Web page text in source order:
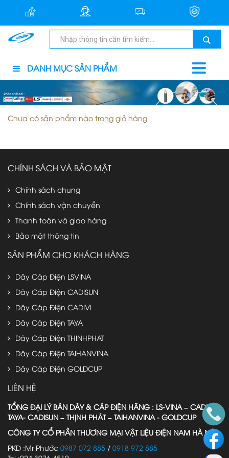
DANH MỤC SẢN PHẨM
Chưa có sản phẩm nào trong giỏ hàng
CHÍNH SÁCH VÀ BẢO MẬT
Chính sách chung
Chính sách vận chuyển
Thanh toán và giao hàng
Bảo mật thông tin
SẢN PHẨM CHO KHÁCH HÀNG
Dây Cáp Điện LSVINA
Dây Cáp Điện CADISUN
Dây Cáp Điện CADIVI
Dây Cáp Điện TAYA
Dây Cáp Điện THINHPHAT
Dây Cáp Điện TAIHANVINA
Dây Cáp Điện GOLDCUP
LIÊN HỆ
TỔNG ĐẠI LÝ BÁN DÂY & CÁP ĐIỆN HÃNG : LS-VINA – CADIVI-
TAYA- CADISUN – THỊNH PHÁT – TAIHANVINA - GOLDCUP
CÔNG TY CỔ PHẦN THƯƠNG MẠI VẬT LIỆU ĐIỆN NAM HÀ NỘI
PKD :Mr Phước 0987 072 885 / 0918 972 885